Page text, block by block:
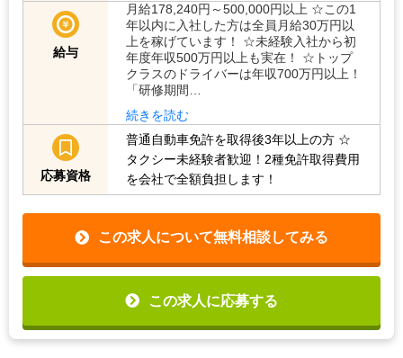
給与
月給178,240円～500,000円以上 ☆この1
年以内に入社した方は全員月給30万円以
上を稼げています！ ☆未経験入社から初
年度年収500万円以上も実在！ ☆トップ
クラスのドライバーは年収700万円以上！
「研修期間…
続きを読む
応募資格
普通自動車免許を取得後3年以上の方 ☆
タクシー未経験者歓迎！2種免許取得費用
を会社で全額負担します！
この求人について無料相談してみる
この求人に応募する